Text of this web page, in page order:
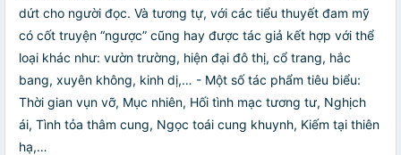
dứt cho người đọc. Và tương tự, với các tiểu thuyết đam mỹ
có cốt truyện “ngược” cũng hay được tác giả kết hợp với thể
loại khác như: vườn trường, hiện đại đô thị, cổ trang, hắc
bang, xuyên không, kinh dị,… - Một số tác phẩm tiêu biểu:
Thời gian vụn vỡ, Mục nhiên, Hối tình mạc tương tư, Nghịch
ái, Tình tỏa thâm cung, Ngọc toái cung khuynh, Kiếm tại thiên
hạ,…